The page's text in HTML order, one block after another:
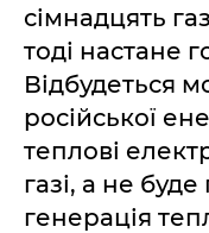
сімнадцять
тоді настане
Відбудеться
російської
теплові
газі, а не
генерація